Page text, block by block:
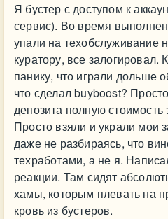
Я бустер с доступом к
сервис). Во время
упали на техобслуживание
куратору, все залогировал.
панику, что играли дольше
что сделал buyboost?
депозита полную стоимость
Просто взяли и украли мои
даже не разбираясь, что
техработами, а не я.
реакции. Там сидят
хамы, которым плевать на
кровь из бустеров.